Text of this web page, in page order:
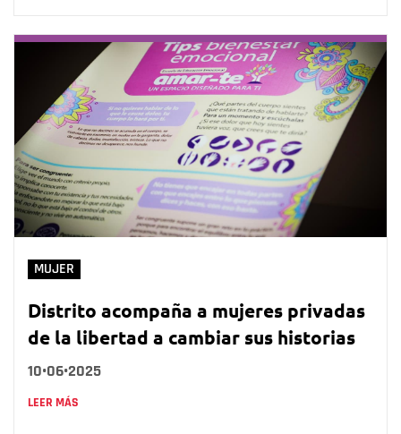
MUJER
Distrito acompaña a mujeres privadas
de la libertad a cambiar sus historias
10•06•2025
LEER MÁS